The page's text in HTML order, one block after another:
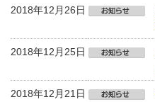
2018年12月26日
2018年12月25日
2018年12月21日